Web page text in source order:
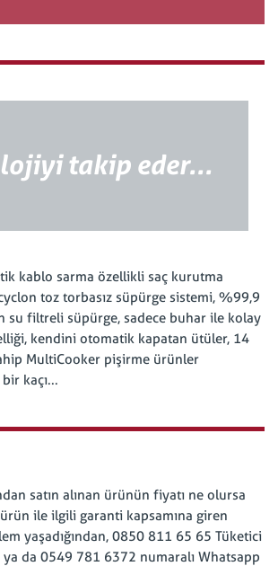
takip eder...
kablo sarma özellikli saç kurutma
toz torbasız süpürge sistemi, %99,9
su filtreli süpürge, sadece buhar ile kolay
kendini otomatik kapatan ütüler, 14
MultiCooker pişirme ürünler
kaçı...
satın alınan ürünün fiyatı ne olursa
ile ilgili garanti kapsamına giren
yaşadığından, 0850 811 65 65 Tüketici
ya da 0549 781 6372 numaralı Whatsapp